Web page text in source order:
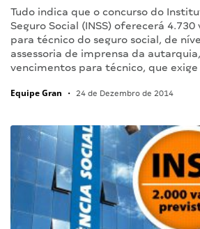
Tudo indica que o concurso do
Seguro Social (INSS) oferecerá 4.730
para técnico do seguro social, de
assessoria de imprensa da
vencimentos para técnico, que exige
Equipe Gran • 24 de Dezembro de 2014